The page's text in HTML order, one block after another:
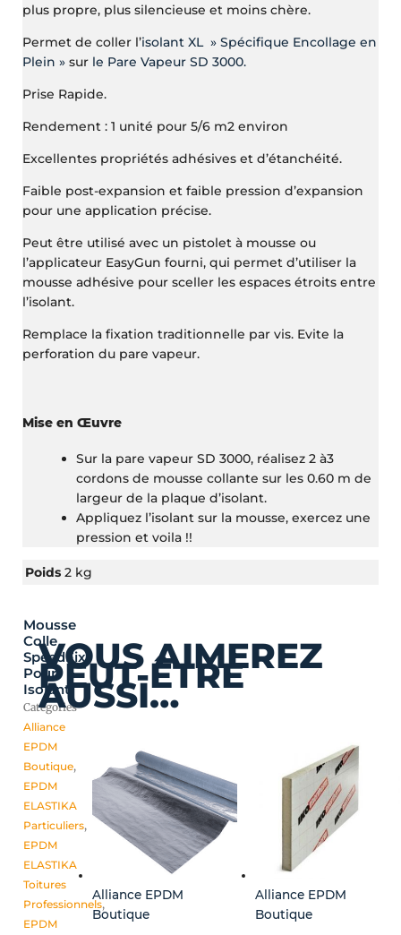
plus propre, plus silencieuse et moins chère.
Permet de coller l’isolant XL » Spécifique Encollage en
Plein » sur le Pare Vapeur SD 3000.
Prise Rapide.
Rendement : 1 unité pour 5/6 m2 environ
Excellentes propriétés adhésives et d’étanchéité.
Faible post-expansion et faible pression d’expansion
pour une application précise.
Peut être utilisé avec un pistolet à mousse ou
l’applicateur EasyGun fourni, qui permet d’utiliser la
mousse adhésive pour sceller les espaces étroits entre
l’isolant.
Remplace la fixation traditionnelle par vis. Evite la
perforation du pare vapeur.
Mise en Œuvre
Sur la pare vapeur SD 3000, réalisez 2 à3
cordons de mousse collante sur les 0.60 m de
largeur de la plaque d’isolant.
Appliquez l’isolant sur la mousse, exercez une
pression et voila !!
Poids 2 kg
Mousse
Colle
SpeedFix
Pour
Isolant
Catégories
Alliance
EPDM
Boutique,
EPDM
ELASTIKA
Particuliers,
EPDM
ELASTIKA
Toitures
Professionnels,
EPDM
VOUS AIMEREZ
PEUT-ÊTRE
AUSSI…
Alliance EPDM
Boutique
Alliance EPDM
Boutique